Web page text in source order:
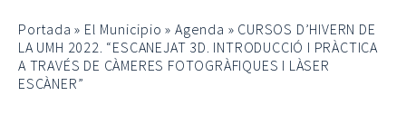
Portada » El Municipio »Agenda » CURSOS D’HIVERN DE
LA UMH 2022. “ESCANEJAT 3D. INTRODUCCIÓ I PRÀCTICA
A TRAVÉS DE CÀMERES FOTOGRÀFIQUES I LÀSER
ESCÀNER”